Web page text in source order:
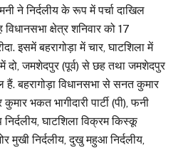
ने निर्दलीय के रूप में पर्चा दाखिल
क्षेत्र शनिवार को 17
इसमें बहरागोड़ा में चार, घाटशिला में
दो, जमशेदपुर (पूर्व) से छह तथा जमशेदपुर
हैं. बहरागोड़ा विधानसभा से सनत कुमार
भकत भागीदारी पार्टी (पी), फनी
घाटशिला विक्रम किस्कू
मुखी निर्दलीय, दुखु महुआ निर्दलीय,